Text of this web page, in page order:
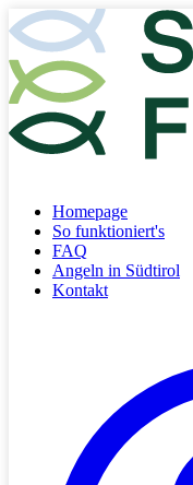
Homepage
So funktioniert's
FAQ
Angeln in Südtirol
Kontakt